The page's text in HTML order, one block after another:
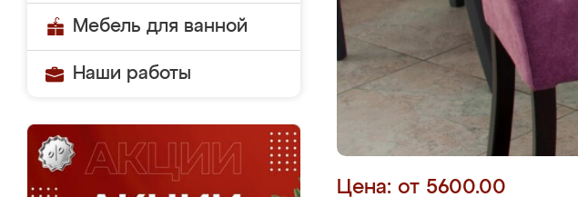
Мебель для ванной
Наши работы
Цена: от 5600.00